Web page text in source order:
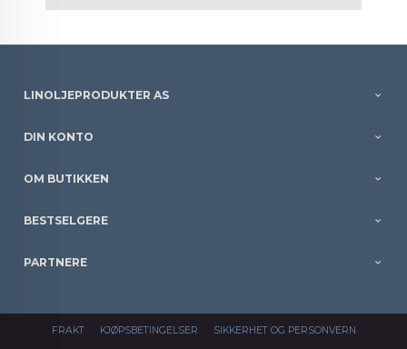
LINOLJEPRODUKTER AS
DIN KONTO
OM BUTIKKEN
BESTSELGERE
PARTNERE
FRAKT KJØPSBETINGELSER SIKKERHET OG PERSONVERN